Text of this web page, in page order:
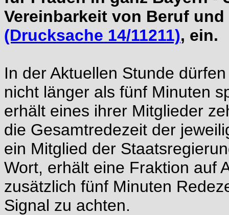
Vereinbarkeit von Beruf
(Drucksache 14/11211), ein.
In der Aktuellen Stunde
nicht länger als fünf Minuten
erhält eines ihrer Mitglieder
die Gesamtredezeit der
ein Mitglied der
Wort, erhält eine Fraktion auf
zusätzlich fünf Minuten
Signal zu achten.